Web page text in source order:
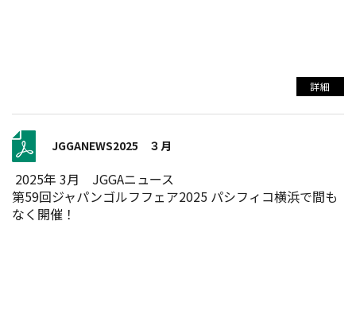
詳細
JGGANEWS2025 ３月
2025年 3月 JGGAニュース
第59回ジャパンゴルフフェア2025 パシフィコ横浜で間も
なく開催！